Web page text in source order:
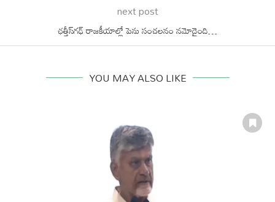
next post
ఛత్తీస్‌గఢ్ రాజకీయాల్లో పెను సంచలనం నమోదైంది…
YOU MAY ALSO LIKE